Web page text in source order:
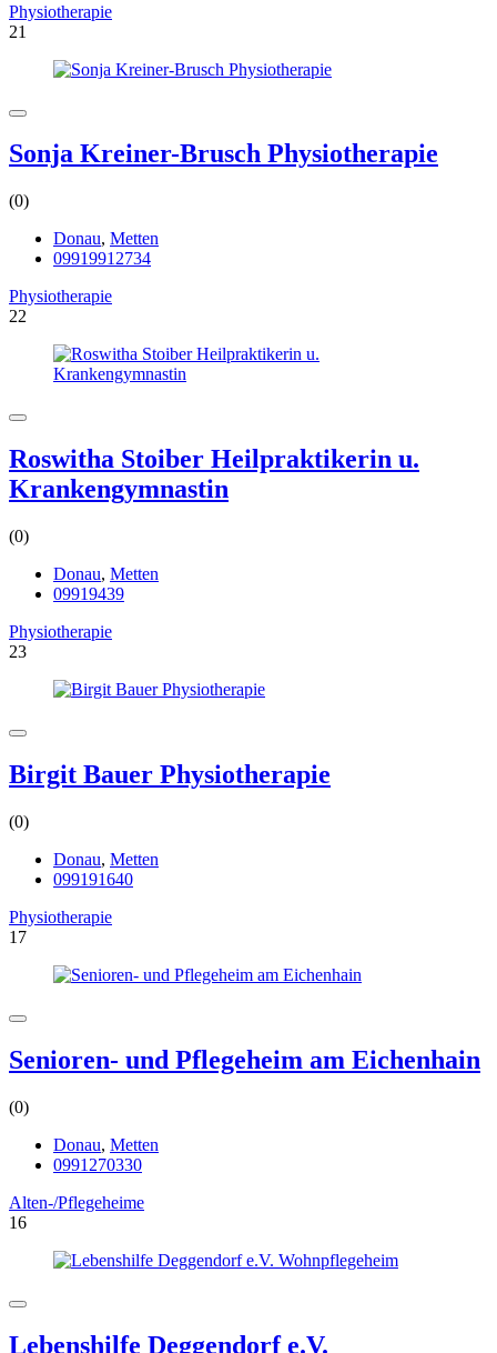
Physiotherapie
21
Sonja Kreiner-Brusch Physiotherapie
(0)
Donau, Metten
09919912734
Physiotherapie
22
Roswitha Stoiber Heilpraktikerin u.
Krankengymnastin
(0)
Donau, Metten
09919439
Physiotherapie
23
Birgit Bauer Physiotherapie
(0)
Donau, Metten
099191640
Physiotherapie
17
Senioren- und Pflegeheim am Eichenhain
(0)
Donau, Metten
0991270330
Alten-/Pflegeheime
16
Lebenshilfe Deggendorf e.V.